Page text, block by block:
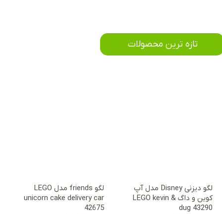
لگو دیزنی Disney مدل آپ
کوین و داگ LEGO kevin &
dug 43290
لگو friends مدل LEGO
unicorn cake delivery car
42675
​تازه ترین محصولات